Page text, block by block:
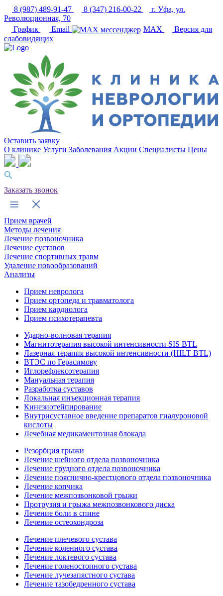
8 (987) 489-91-47 8 (347) 216-00-22
г. Уфа, ул.
Революционная, 70
График
Email MAX
Версия для
слабовидящих
Оставить заявку
О клинике Услуги Заболевания Акции Специалисты Цены
Заказать звонок
Прием врачей
Методы лечения
Лечение позвоночника
Лечение суставов
Лечение спортивных травм
Удаление новообразований
Анализы
Прием невролога
Прием ортопеда и травматолога
Прием кардиолога
Прием психотерапевта
Ударно-волновая терапия
Магнитотерапия высокой интенсивности SIS BTL
Лазерная терапия высокой интенсивности (HILT BTL)
ВТЭС по Герасимову
Иглорефлексотерапия
Мануальная терапия
Разработка суставов
Локальная инъекционная терапия
Кинезиотейпирование
Внутрисуставное введение препаратов гиалуроновой
кислоты
Лечебная медикаментозная блокада
Резорбция грыжи
Лечение шейного отдела позвоночника
Лечение грудного отдела позвоночника
Лечение пояснично-крестцового отдела позвоночника
Лечение копчика
Лечение межпозвонковой грыжи
Протрузия и грыжа межпозвонкового диска
Лечение боли в спине
Лечение остеохондроза
Лечение плечевого сустава
Лечение коленного сустава
Лечение локтевого сустава
Лечение голеностопного сустава
Лечение лучезапястного сустава
Лечение тазобедренного сустава